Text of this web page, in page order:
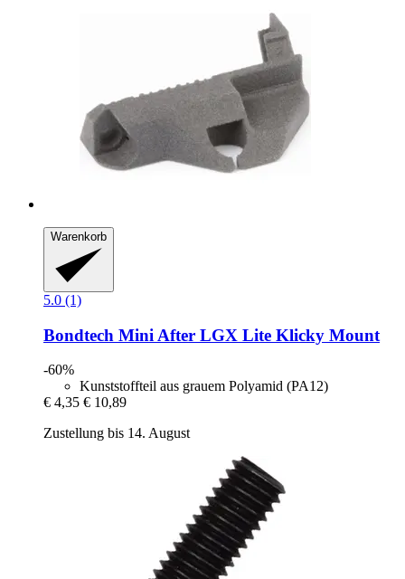
Warenkorb
5.0 (1)
Bondtech Mini After LGX Lite Klicky Mount
-60%
Kunststoffteil aus grauem Polyamid (PA12)
€ 4,35 € 10,89
Zustellung bis 14. August